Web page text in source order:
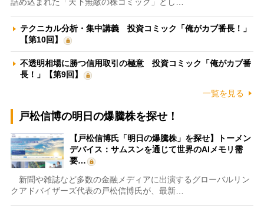
詰め込まれた「天下無敵の株コミック」とし…
テクニカル分析・集中講義 投資コミック「俺がカブ番長！」
【第10回】
不透明相場に勝つ信用取引の極意 投資コミック「俺がカブ番
長！」【第9回】
一覧を見る
戸松信博の明日の爆騰株を探せ！
【戸松信博氏「明日の爆騰株」を探せ】トーメン
デバイス：サムスンを通じて世界のAIメモリ需
要…
新聞や雑誌など多数の金融メディアに出演するグローバルリン
クアドバイザーズ代表の戸松信博氏が、最新…